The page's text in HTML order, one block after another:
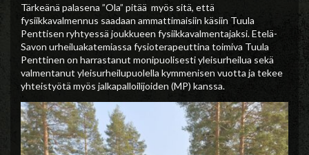
Tärkeänä palasena ”Ola” pitää myös sitä, että
fysiikkavalmennus saadaan ammattimaisiin käsiin Tuula
Penttisen ryhtyessä joukkueen fysiikkavalmentajaksi. Etelä-
Savon urheiluakatemiassa fysioterapeuttina toimiva Tuula
Penttinen on harrastanut monipuolisesti yleisurheilua sekä
valmentanut yleisurheilupuolella kymmenisen vuotta ja tekee
yhteistyötä myös jalkapalloilijoiden (MP) kanssa.